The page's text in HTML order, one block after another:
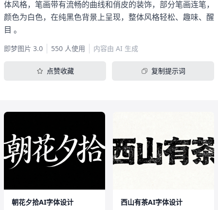
体风格，笔画带有流畅的曲线和俏皮的装饰，部分笔画连笔，
颜色为白色，在纯黑色背景上呈现，整体风格轻松、趣味、醒
目 。
即梦图片 3.0 550 人使用 内容由 AI 生成
点赞收藏 复制提示词
朝花夕拾AI字体设计 西山有茶AI字体设计